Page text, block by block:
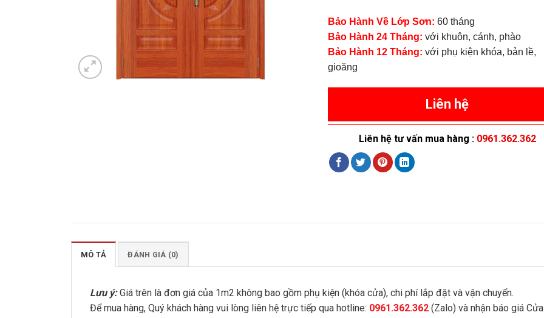
Bảo Hành Về Lớp Sơn: 60 tháng
Bảo Hành 24 Tháng: với khuôn, cánh, phào
Bảo Hành 12 Tháng: với phụ kiện khóa, bản lề,
gioăng
Liên hệ
Liên hệ tư vấn mua hàng : 0961.362.362
MÔ TẢ ĐÁNH GIÁ (0)
Lưu ý: Giá trên là đơn giá của 1m2 không bao gồm phụ kiện (khóa cửa), chi phí lắp đặt và vận chuyển.
Để mua hàng, Quý khách hàng vui lòng liên hệ trực tiếp qua hotline: 0961.362.362 (Zalo) và nhận báo giá Cửa